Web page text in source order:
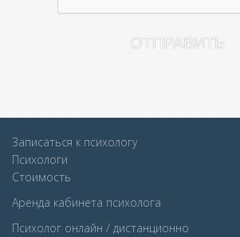
Записаться к психологу
Психологи
Стоимость
Аренда кабинета психолога
Психолог онлайн / дистанционно